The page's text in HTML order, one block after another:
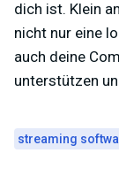
dich ist. Klein
nicht nur eine
auch deine
unterstützen
streaming